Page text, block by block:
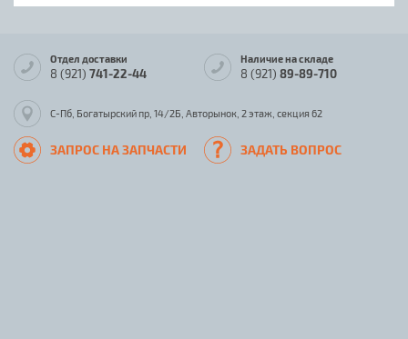
Отдел доставки
8 (921) 741-22-44
Наличие на складе
8 (921) 89-89-710
С-Пб, Богатырский пр, 14/2Б, Авторынок, 2 этаж, секция 62
ЗАПРОС НА ЗАПЧАСТИ ЗАДАТЬ ВОПРОС